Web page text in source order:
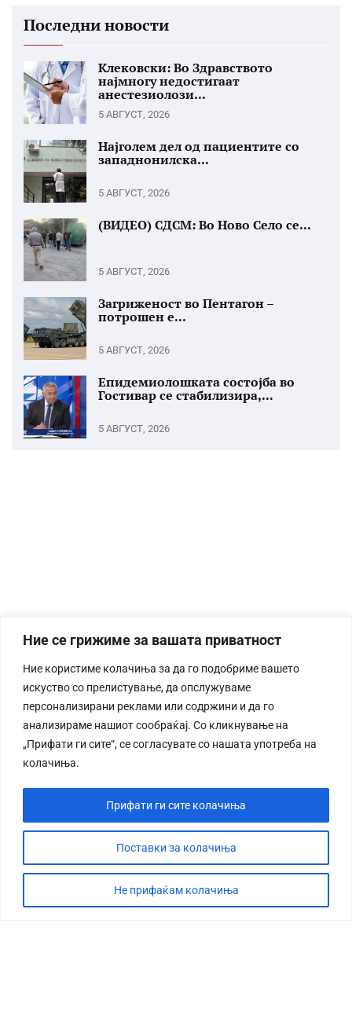
Ние се грижиме за вашата приватност
Ние користиме колачиња за да го подобриме вашето
искуство со прелистување, да опслужуваме
персонализирани реклами или содржини и да го
анализираме нашиот сообраќај. Со кликнување на
„Прифати ги сите“, се согласувате со нашата употреба на
колачиња.
Поставки за колачиња
Не прифаќам колачиња
Прифати ги сите колачиња
Последни новости
Клековски: Во Здравството
најмногу недостигаат
анестезиолози...
5 АВГУСТ, 2026
Најголем дел од пациентите со
западнонилска...
5 АВГУСТ, 2026
(ВИДЕО) СДСМ: Во Ново Село се...
5 АВГУСТ, 2026
Загриженост во Пентагон –
потрошен е...
5 АВГУСТ, 2026
Епидемиолошката состојба во
Гостивар се стабилизира,...
5 АВГУСТ, 2026